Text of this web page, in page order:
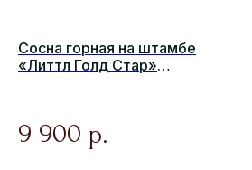
Сосна горная на штамбе
«Литтл Голд Стар»
9 900 р.